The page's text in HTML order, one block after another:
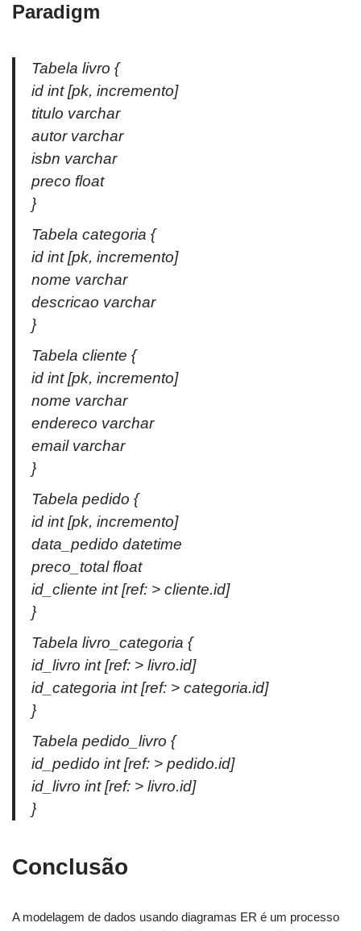
Paradigm
Tabela livro {
id int [pk, incremento]
titulo varchar
autor varchar
isbn varchar
preco float
}
Tabela categoria {
id int [pk, incremento]
nome varchar
descricao varchar
}
Tabela cliente {
id int [pk, incremento]
nome varchar
endereco varchar
email varchar
}
Tabela pedido {
id int [pk, incremento]
data_pedido datetime
preco_total float
id_cliente int [ref: > cliente.id]
}
Tabela livro_categoria {
id_livro int [ref: > livro.id]
id_categoria int [ref: > categoria.id]
}
Tabela pedido_livro {
id_pedido int [ref: > pedido.id]
id_livro int [ref: > livro.id]
}
Conclusão
A modelagem de dados usando diagramas ER é um processo